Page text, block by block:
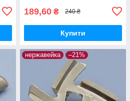
189,60 ₴ 240 ₴
Купити
нержавейка –21%